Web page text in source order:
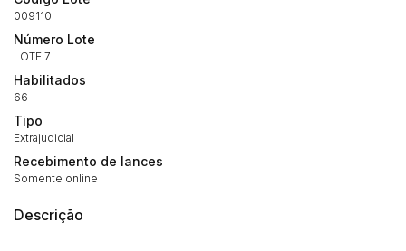
009110
Número Lote
LOTE 7
Habilitados
66
Tipo
Extrajudicial
Recebimento de lances
Somente online
Descrição